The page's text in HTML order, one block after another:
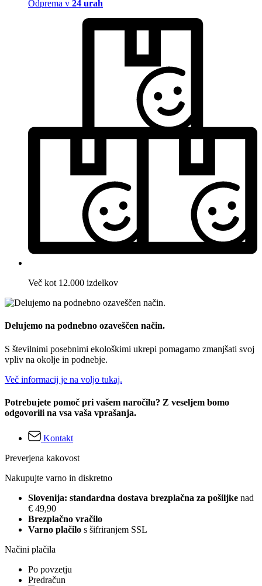
Odprema v 24 urah
Več kot 12.000 izdelkov
Delujemo na podnebno ozaveščen način.
S številnimi posebnimi ekološkimi ukrepi pomagamo zmanjšati svoj
vpliv na okolje in podnebje.
Več informacij je na voljo tukaj.
Potrebujete pomoč pri vašem naročilu? Z veseljem bomo
odgovorili na vsa vaša vprašanja.
Kontakt
Preverjena kakovost
Nakupujte varno in diskretno
Slovenija: standardna dostava brezplačna za pošiljke nad
€ 49,90
Brezplačno vračilo
Varno plačilo s šifriranjem SSL
Načini plačila
Po povzetju
Predračun